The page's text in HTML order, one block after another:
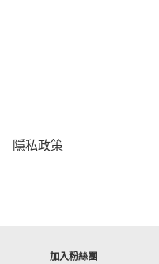
隱私政策
加入粉絲團